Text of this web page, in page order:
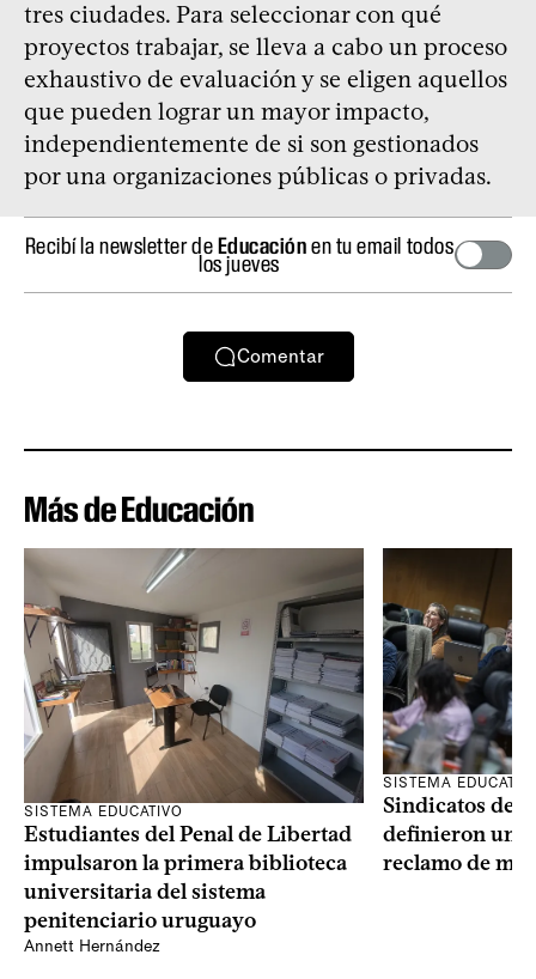
tres ciudades. Para seleccionar con qué
proyectos trabajar, se lleva a cabo un proceso
exhaustivo de evaluación y se eligen aquellos
que pueden lograr un mayor impacto,
independientemente de si son gestionados
por una organizaciones públicas o privadas.
Recibí la newsletter deEducaciónen tu email todos
los jueves
Comentar
Más de Educación
SISTEMA EDUCATIVO
Estudiantes del Penal de Libertad
impulsaron la primera biblioteca
universitaria del sistema
penitenciario uruguayo
Annett Hernández
SISTEMA
Sindicatos de
definieron un
reclamo de